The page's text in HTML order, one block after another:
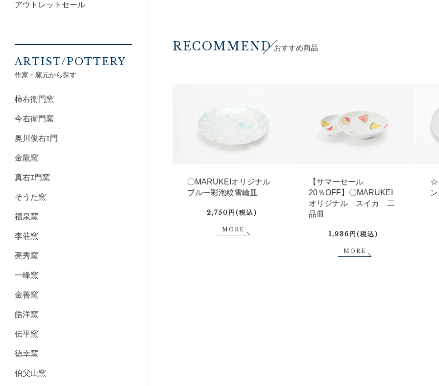
RECOMMEND おすすめ商品
〇MARUKEIオリジナル
ブルー彩泡紋雪輪皿
2,750円(税込)
MORE
【サマーセール
20％OFF】〇MARUKEI
オリジナル スイカ 二
品皿
1,936円(税込)
MORE
☆
アウトレットセール
ARTIST/POTTERY
作家・窯元から探す
柿右衛門窯
今右衛門窯
奥川俊右ｴ門
金龍窯
真右ｴ門窯
そうた窯
福泉窯
李荘窯
亮秀窯
一峰窯
金善窯
皓洋窯
伝平窯
徳幸窯
伯父山窯